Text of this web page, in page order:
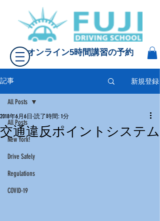
オンライン5時間講習の予約
記事 新規登録
All Posts
New York!
Drive Safely
Regulations
COVID-19
All Posts
交通違反ポイントシステム
2018年6月6日 読了時間: 1分